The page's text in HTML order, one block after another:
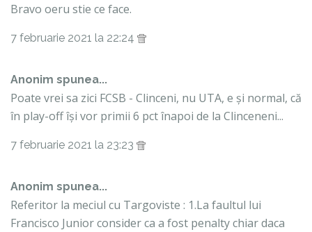
Bravo oeru stie ce face.
7 februarie 2021 la 22:24
Anonim spunea...
Poate vrei sa zici FCSB - Clinceni, nu UTA, e și normal, că
în play-off își vor primii 6 pct înapoi de la Clinceneni...
7 februarie 2021 la 23:23
Anonim spunea...
Referitor la meciul cu Targoviste : 1.La faultul lui
Francisco Junior consider ca a fost penalty chiar daca